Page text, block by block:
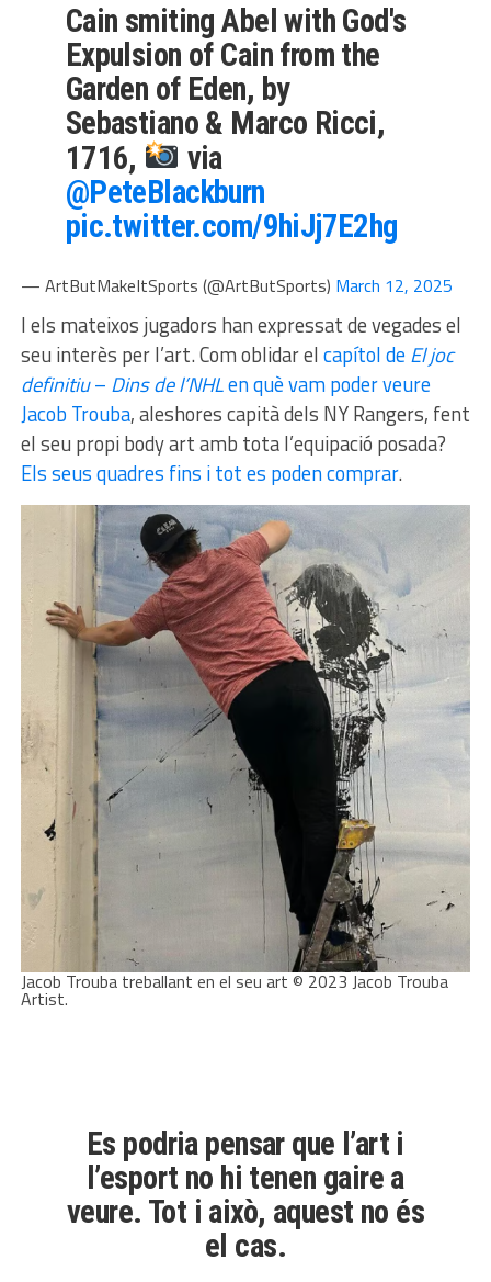
Cain smiting Abel with God's
Expulsion of Cain from the
Garden of Eden, by
Sebastiano & Marco Ricci,
1716,
via
@PeteBlackburn
pic.twitter.com/9hiJj7E2hg
— ArtButMakeItSports (@ArtButSports) March 12, 2025
I els mateixos jugadors han expressat de vegades el
seu interès per l’art. Com oblidar elcapítol deEl joc
definitiu– Dins de l’NHLen què vam poder veure
Jacob Trouba, aleshores capità dels NY Rangers, fent
el seu propi body art amb tota l’equipació posada?
Els seus quadres fins i tot es poden comprar.
Jacob Trouba treballant en el seu art © 2023 Jacob Trouba
Artist.
Es podria pensar que l’art i
l’esport no hi tenen gaire a
veure. Tot i això, aquest no és
el cas.